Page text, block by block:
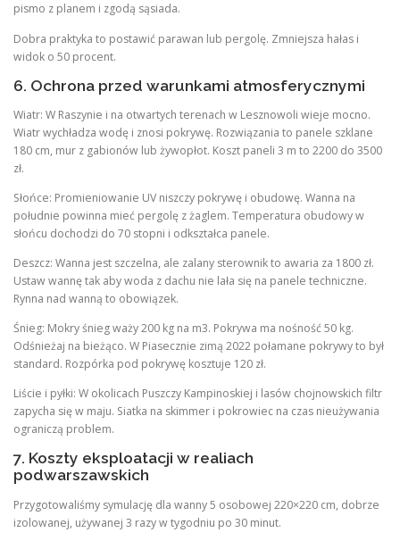
pismo z planem i zgodą sąsiada.
Dobra praktyka to postawić parawan lub pergolę. Zmniejsza hałas i
widok o 50 procent.
6. Ochrona przed warunkami atmosferycznymi
Wiatr: W Raszynie i na otwartych terenach w Lesznowoli wieje mocno.
Wiatr wychładza wodę i znosi pokrywę. Rozwiązania to panele szklane
180 cm, mur z gabionów lub żywopłot. Koszt paneli 3 m to 2200 do 3500
zł.
Słońce: Promieniowanie UV niszczy pokrywę i obudowę. Wanna na
południe powinna mieć pergolę z żaglem. Temperatura obudowy w
słońcu dochodzi do 70 stopni i odkształca panele.
Deszcz: Wanna jest szczelna, ale zalany sterownik to awaria za 1800 zł.
Ustaw wannę tak aby woda z dachu nie lała się na panele techniczne.
Rynna nad wanną to obowiązek.
Śnieg: Mokry śnieg waży 200 kg na m3. Pokrywa ma nośność 50 kg.
Odśnieżaj na bieżąco. W Piasecznie zimą 2022 połamane pokrywy to był
standard. Rozpórka pod pokrywę kosztuje 120 zł.
Liście i pyłki: W okolicach Puszczy Kampinoskiej i lasów chojnowskich filtr
zapycha się w maju. Siatka na skimmer i pokrowiec na czas nieużywania
ograniczą problem.
7. Koszty eksploatacji w realiach
podwarszawskich
Przygotowaliśmy symulację dla wanny 5 osobowej 220×220 cm, dobrze
izolowanej, używanej 3 razy w tygodniu po 30 minut.